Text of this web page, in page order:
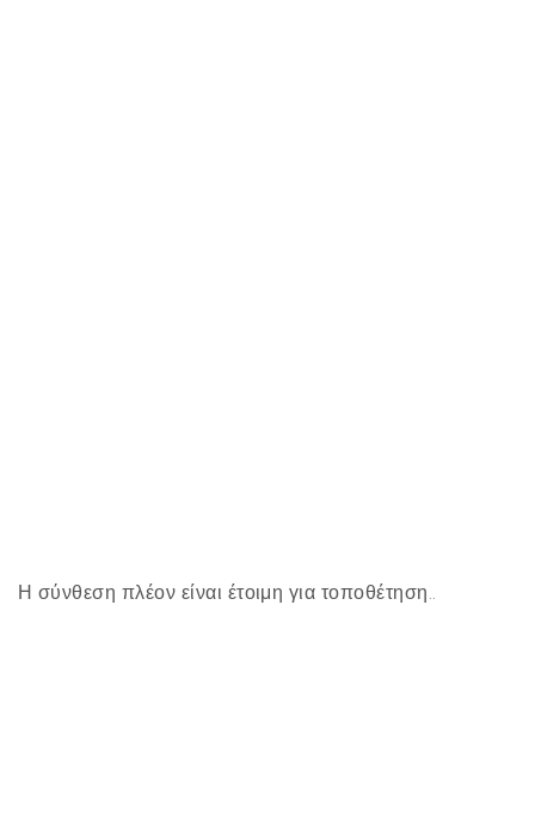
Η σύνθεση πλέον είναι έτοιμη για τοποθέτηση..